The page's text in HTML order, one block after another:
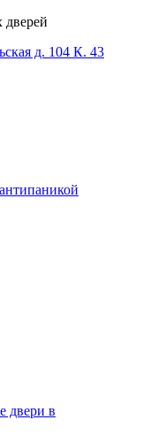
дверей
д. 104 К. 43
двери в